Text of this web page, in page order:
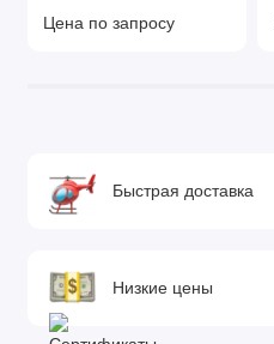
Цена по запросу
Быстрая доставка
Низкие цены